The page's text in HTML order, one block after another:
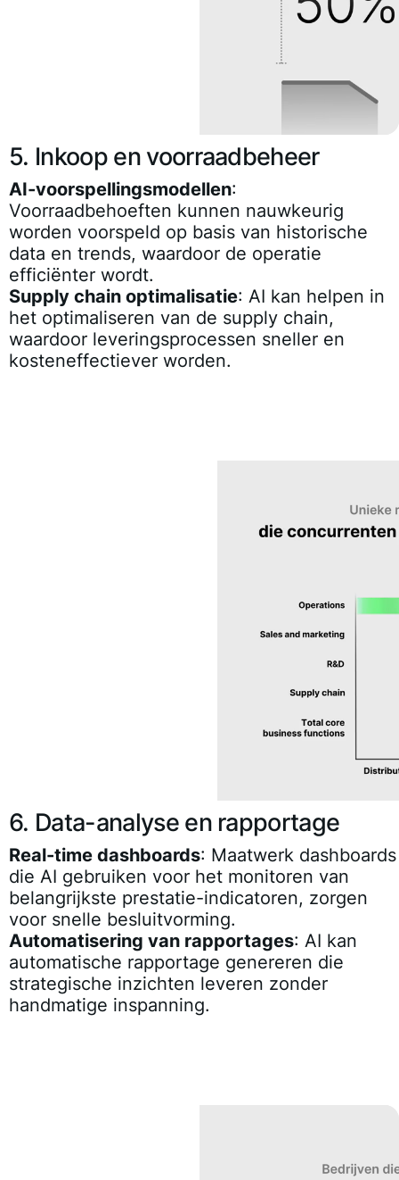
5. Inkoop en voorraadbeheer
AI-voorspellingsmodellen:
Voorraadbehoeften kunnen nauwkeurig
worden voorspeld op basis van historische
data en trends, waardoor de operatie
efficiënter wordt.
Supply chain optimalisatie: AI kan helpen in
het optimaliseren van de supply chain,
waardoor leveringsprocessen sneller en
kosteneffectiever worden.
6. Data-analyse en rapportage
Real-time dashboards: Maatwerk dashboards
die AI gebruiken voor het monitoren van
belangrijkste prestatie-indicatoren, zorgen
voor snelle besluitvorming.
Automatisering van rapportages: AI kan
automatische rapportage genereren die
strategische inzichten leveren zonder
handmatige inspanning.